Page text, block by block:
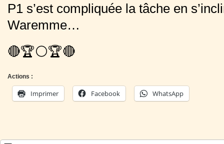
P1 s’est compliquée la tâche en
Waremme…
🔴🏆⚪️🏆🔴
Actions :
Imprimer Facebook WhatsApp